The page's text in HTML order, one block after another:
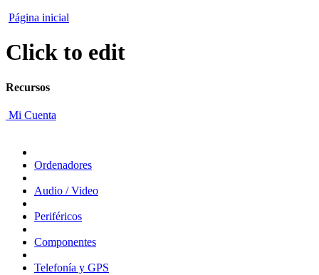
Página inicial
Click to edit
Recursos
Mi Cuenta
Ordenadores
Audio / Video
Periféricos
Componentes
Telefonía y GPS